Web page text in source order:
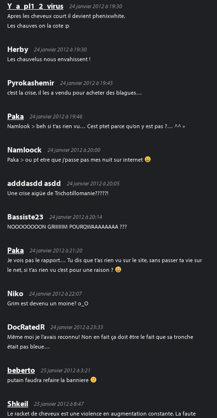
Y_a_pl1_2_virus
24 janvier 2012 à 19:30
Apres les cheveux court il devient phenixwhite.
Les chauves on la cote :p
Herby
24 janvier 2012 à 19:30
Les chauvelus nous envahissent !
Pyrokashemir
24 janvier 2012 à 19:45
c’est la crise, il les a vendu pour acheter des blagues…
Paka
24 janvier 2012 à 19:46
Namlook > beh si t’as rien vu… Cest ptet parce qu’on y est pas ?… ^^ »
Namloock
24 janvier 2012 à 20:00
Paka > ou pt etre que j’passe pas mes nuit sur internet
adddasdd asdd
24 janvier 2012 à 20:05
Une crise aigüe de Trichotillomanie?????!
Bassiste23
24 janvier 2012 à 20:14
NOOOOOOOON GRIIIIIIM POURQWAAAAAAAA ???
Paka
24 janvier 2012 à 21:20
Je vois pas le rapport… Tu dis que t’as rien vu sur le site, sans passer ta vie sur
le net, si t’as rien vu c’est pour une raison ?
Niko
24 janvier 2012 à 22:07
Grim est devenu un moine? o_O
DocRatedR
24 janvier 2012 à 23:33
Même moi je l’avais reconnu! Non en fait ça doit être le fait que sa tronche
était pas bleue…
beberto
25 janvier 2012 à 3:21
putain faudra refaire la banniere
Shkeil
25 janvier 2012 à 8:47
Le racket de cheveux est une violence en augmentation constante. La faute